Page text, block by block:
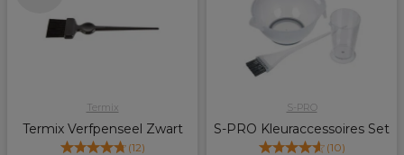
Termix
Termix Verfpenseel Zwart
(12)
S-PRO
S-PRO Kleuraccessoires Set
(10)